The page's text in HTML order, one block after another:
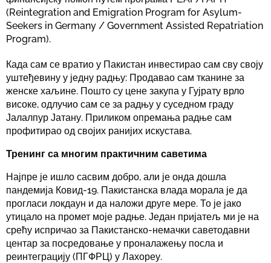
(Reintegration and Emigration Program for Asylum-
Seekers in Germany / Government Assisted Repatriation
Program).
Када сам се вратио у Пакистан инвестирао сам сву своју
уштеђевину у једну радњу: Продавао сам тканине за
женске хаљине. Пошто су цене закупа у Гујрату врло
високе, одлучио сам се за радњу у суседном граду
Јалалпур Јатану. Приликом опремања радње сам
профитирао од својих ранијих искустава.
Тренинг са многим практичним саветима
Најпре је ишло сасвим добро, али је онда дошла
пандемија Ковид-19. Пакистанска влада морала је да
прогласи локдаун и да наложи друге мере. То је јако
утицало на промет моје радње. Један пријатељ ми је на
срећу испричао за Пакистанско-немачки саветодавни
центар за посредовање у проналажењу посла и
реинтеграцију (ПГФРЦ) у Лахореу.